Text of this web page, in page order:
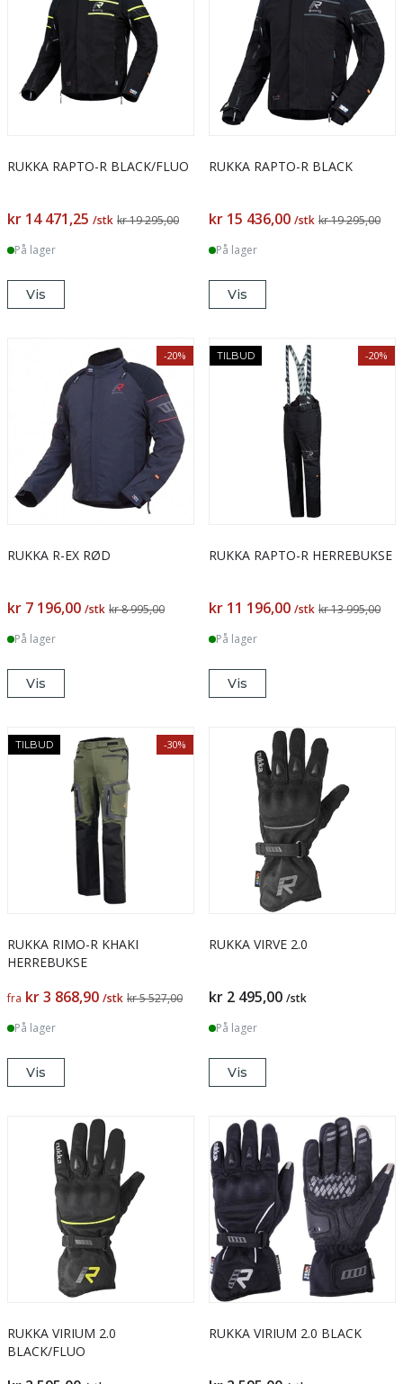
RUKKA RAPTO-R BLACK/FLUO
kr 14 471,25 /stk kr 19 295,00
På lager
Vis
RUKKA RAPTO-R BLACK
kr 15 436,00 /stk kr 19 295,00
På lager
Vis
-20%
RUKKA R-EX RØD
kr 7 196,00 /stk kr 8 995,00
På lager
Vis
TILBUD -20%
RUKKA RAPTO-R HERREBUKSE
kr 11 196,00 /stk kr 13 995,00
På lager
Vis
TILBUD -30%
RUKKA RIMO-R KHAKI
HERREBUKSE
fra kr 3 868,90 /stk kr 5 527,00
På lager
Vis
RUKKA VIRVE 2.0
kr 2 495,00 /stk
På lager
Vis
RUKKA VIRIUM 2.0
BLACK/FLUO
RUKKA VIRIUM 2.0 BLACK